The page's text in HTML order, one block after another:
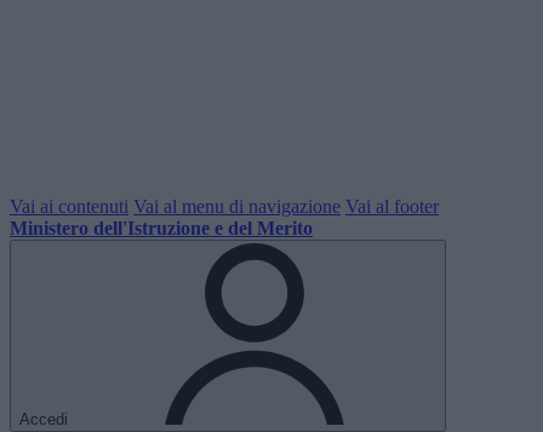
Vai ai contenuti Vai al menu di navigazione Vai al footer
Ministero dell'Istruzione e del Merito
Accedi